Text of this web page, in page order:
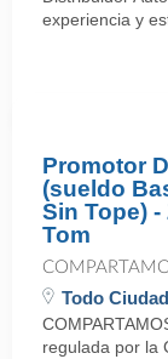
experiencia y
Promotor
(sueldo
Sin Tope)
Tom
Todo
regulada por la